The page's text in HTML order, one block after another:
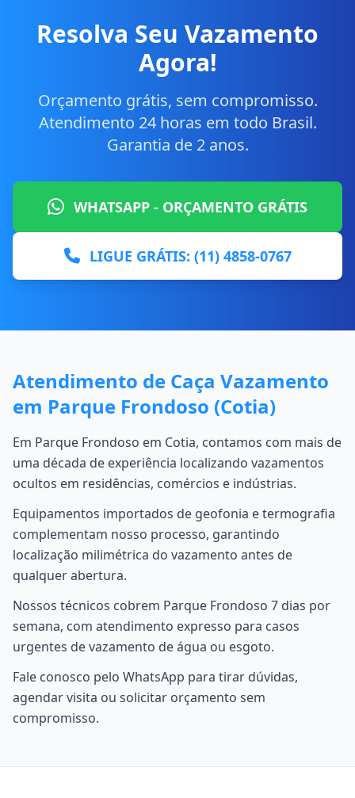
Resolva Seu Vazamento
Agora!
Orçamento grátis, sem compromisso.
Atendimento 24 horas em todo Brasil.
Garantia de 2 anos.
WHATSAPP - ORÇAMENTO GRÁTIS
LIGUE GRÁTIS: (11) 4858-0767
Atendimento de Caça Vazamento
em Parque Frondoso (Cotia)
Em Parque Frondoso em Cotia, contamos com mais de
uma década de experiência localizando vazamentos
ocultos em residências, comércios e indústrias.
Equipamentos importados de geofonia e termografia
complementam nosso processo, garantindo
localização milimétrica do vazamento antes de
qualquer abertura.
Nossos técnicos cobrem Parque Frondoso 7 dias por
semana, com atendimento expresso para casos
urgentes de vazamento de água ou esgoto.
Fale conosco pelo WhatsApp para tirar dúvidas,
agendar visita ou solicitar orçamento sem
compromisso.